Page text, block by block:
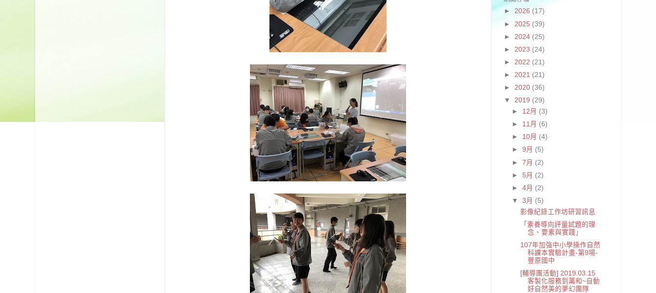
► 2026 (17)
► 2025 (39)
► 2024 (25)
► 2023 (24)
► 2022 (21)
► 2021 (21)
► 2020 (36)
▼ 2019 (29)
► 12月 (3)
► 11月 (6)
► 10月 (4)
►9月 (5)
►7月 (2)
► 5月 (2)
►4月 (2)
▼3月 (5)
影像紀錄工作坊研習訊息
「素養導向評量試題的理
念、要素與實踐」
107年加強中小學操作自然
科課本實驗計畫-第9場-
豐原國中
[輔導團活動] 2019.03.15
客製化服務到萬和~自動
好自然美的夢幻團隊